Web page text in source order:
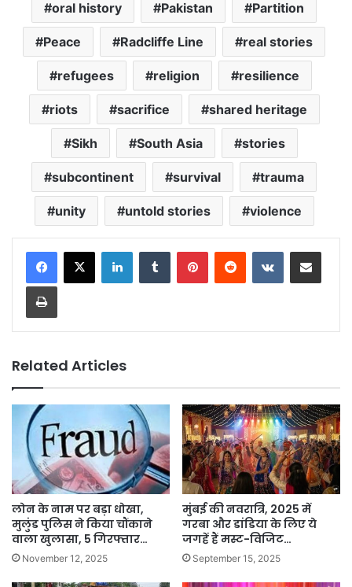
oral history Pakistan Partition
Peace Radcliffe Line real stories
refugees religion resilience
riots sacrifice shared heritage
Sikh South Asia stories
subcontinent survival trauma
unity untold stories violence
LinkedInTumblr PinterestReddit VKontakteShare via Email
Print
Related Articles
लोन के नाम पर बड़ा धोखा,
मुलुंड पुलिस ने किया चौंकाने
वाला खुलासा, 5 गिरफ्तार…
November 12, 2025
मुंबई की नवरात्रि, 2025 में
गरबा और डांडिया के लिए ये
जगहें हैं मस्ट-विजिट…
September 15, 2025